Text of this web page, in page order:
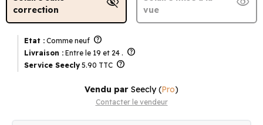
correction
vue
Etat : Comme neuf help
Livraison : Entre le 19 et 24 . help
Service Seecly 5.90 TTC help
Vendu par Seecly(Pro)
Contacter le vendeur